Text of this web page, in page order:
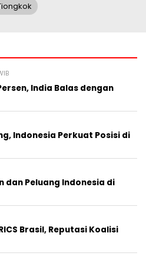
India Balas dengan
Indonesia Perkuat Posisi di
dan Peluang Indonesia di
Brasil, Reputasi Koalisi